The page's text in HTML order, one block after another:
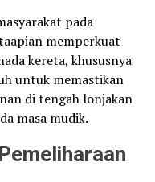
pada
memperkuat
kereta, khususnya
untuk memastikan
di tengah lonjakan
masa mudik.